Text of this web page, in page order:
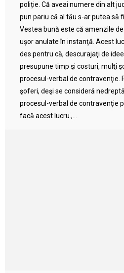
poliție. Că aveai numere din alt
pun pariu că al tău s-ar putea să
Vestea bună este că amenzile
uşor anulate în instanţă. Acest
des pentru că, descurajaţi de
presupune timp şi costuri, mulţi
procesul-verbal de contravenţie.
şoferi, deşi se consideră
procesul-verbal de contravenţie
facă acest lucru.,...